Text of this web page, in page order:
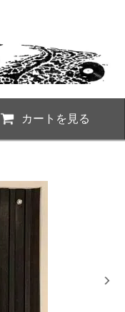
カートを見る